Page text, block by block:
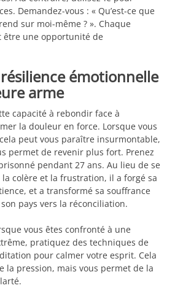
Demandez-vous : « Qu’est-ce que
sur moi-même ? ». Chaque
une opportunité de
émotionnelle
arme
capacité à rebondir face à
la douleur en force. Lorsque vous
peut vous paraître insurmontable,
permet de revenir plus fort. Prenez
pendant 27 ans. Au lieu de se
colère et la frustration, il a forgé sa
et a transformé sa souffrance
pays vers la réconciliation.
vous êtes confronté à une
pratiquez des techniques de
pour calmer votre esprit. Cela
la pression, mais vous permet de la